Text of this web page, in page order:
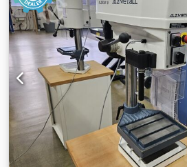
1400 kg 付属品 / 特別機能 Dksdpet
ボックスと減速ギアによる無段階速度
テーブル 880 x 660 mm - クロスレバ
固定ストップ付き大型穴あけ深さ調整
急停止スイッチ - クーラントシステム
工作機械 Rüschebrinkstr. DE - 44143